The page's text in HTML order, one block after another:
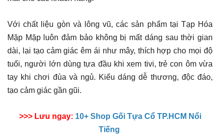
Với chất liệu gòn và lông vũ, các sản phẩm tại Tạp Hóa
Mặp Mặp luôn đảm bảo không bị mất dáng sau thời gian
dài, lại tạo cảm giác êm ái như mây, thích hợp cho mọi độ
tuổi, người lớn dùng tựa đầu khi xem tivi, trẻ con ôm vừa
tay khi chơi đùa và ngủ. Kiểu dáng dễ thương, độc đáo,
tạo cảm giác gần gũi.
>>> Lưu ngay: 10+ Shop Gối Tựa Cổ TP.HCM Nổi
Tiếng